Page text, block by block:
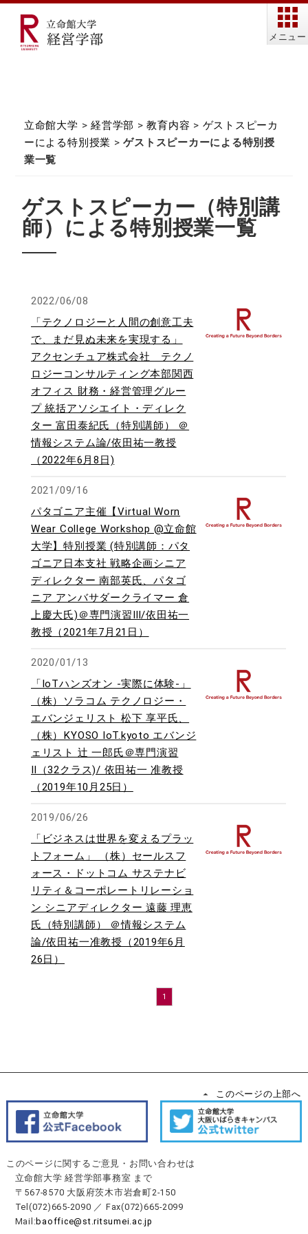
メニュー
立命館大学 >経営学部 >教育内容 > ゲストスピーカ
ーによる特別授業 >ゲストスピーカーによる特別授
業一覧
ゲストスピーカー（特別講
師）による特別授業一覧
2022/06/08
「テクノロジーと人間の創意工夫
で、まだ見ぬ未来を実現する」
アクセンチュア株式会社 テクノ
ロジーコンサルティング本部関西
オフィス 財務・経営管理グルー
プ 統括アソシエイト・ディレク
ター 富田泰紀氏（特別講師） ＠
情報システム論/依田祐一教授
（2022年6月8日)
2021/09/16
パタゴニア主催【Virtual Worn
Wear College Workshop @立命館
大学】特別授業 (特別講師：パタ
ゴニア日本支社 戦略企画シニア
ディレクター 南部英氏、パタゴ
ニア アンバサダークライマー 倉
上慶大氏)＠専門演習Ⅲ/依田祐一
教授（2021年7月21日）
2020/01/13
「IoTハンズオン -実際に体験-」
（株）ソラコム テクノロジー・
エバンジェリスト 松下 享平氏、
（株）KYOSO IoT.kyoto エバンジ
ェリスト 辻 一郎氏＠専門演習
Ⅱ（32クラス)/ 依田祐一 准教授
（2019年10月25日）
2019/06/26
「ビジネスは世界を変えるプラッ
トフォーム」 （株）セールスフ
ォース・ドットコム サステナビ
リティ＆コーポレートリレーショ
ン シニアディレクター 遠藤 理恵
氏（特別講師） ＠情報システム
論/依田祐一准教授（2019年6月
26日）
1
このページの上部へ
このページに関するご意見・お問い合わせは
立命館大学 経営学部事務室 まで
〒567-8570 大阪府茨木市岩倉町2-150
Tel(072)665-2090 ／ Fax(072)665-2099
Mail: baoffice@st.ritsumei.ac.jp